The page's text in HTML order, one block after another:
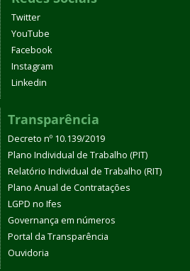
Twitter
YouTube
Facebook
Instagram
Linkedin
Transparência
Decreto nº 10.139/2019
Plano Individual de Trabalho (PIT)
Relatório Individual de Trabalho (RIT)
Plano Anual de Contratações
LGPD no Ifes
Governança em números
Portal da Transparência
Ouvidoria